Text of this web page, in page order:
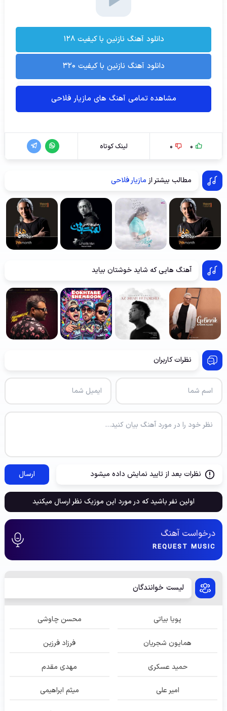
دانلود آهنگ نازنین با کیفیت ۱۲۸
دانلود آهنگ نازنین با کیفیت ۳۲۰
مشاهده تمامی آهنگ های مازیار فلاحی
0
0 لینک کوتاه
مطالب بیشتر از مازیار فلاحی
آهنگ هایی که شاید خوشتان بیاید
نظرات کاربران
نظرات بعد از تایید نمایش داده میشود ارسال
اولین نفر باشید که در مورد این موزیک نظر ارسال میکنید
درخواست آهنگ
REQUEST MUSIC
لیست خوانندگان
پویا بیاتی محسن چاوشی
همایون شجریان فرزاد فرزین
حمید عسکری مهدی مقدم
امیر علی میثم ابراهیمی